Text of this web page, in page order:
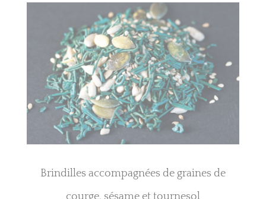
Brindilles accompagnées de graines de